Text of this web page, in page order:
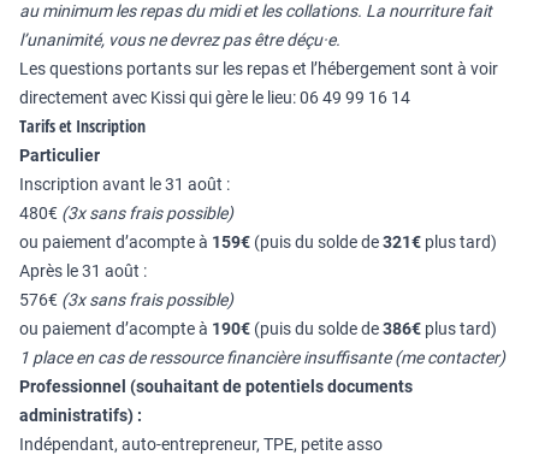
au minimum les repas du midi et les collations. La nourriture fait
l’unanimité, vous ne devrez pas être déçu·e.
Les questions portants sur les repas et l’hébergement sont à voir
directement avec Kissi qui gère le lieu: 06 49 99 16 14
Tarifs et Inscription
Particulier
Inscription avant le 31 août :
480€ (3x sans frais possible)
ou paiement d’acompte à 159€ (puis du solde de321€ plus tard)
Après le 31 août :
576€ (3x sans frais possible)
ou paiement d’acompte à 190€ (puis du solde de386€ plus tard)
1 place en cas de ressource financière insuffisante (me contacter)
Professionnel (souhaitant de potentiels documents
administratifs) :
Indépendant, auto-entrepreneur, TPE, petite asso